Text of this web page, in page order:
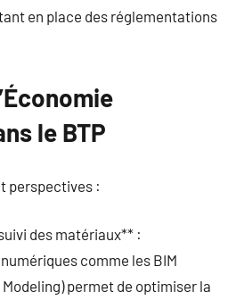
en place des réglementations
le BTP
perspectives :
des matériaux** :
comme les BIM
permet de optimiser la